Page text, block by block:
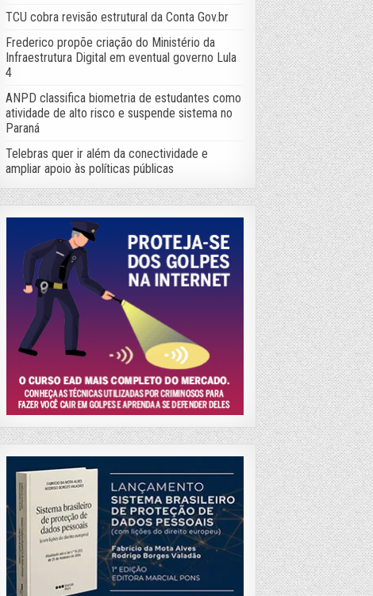
TCU cobra revisão estrutural da Conta Gov.br
Frederico propõe criação do Ministério da
Infraestrutura Digital em eventual governo Lula
4
ANPD classifica biometria de estudantes como
atividade de alto risco e suspende sistema no
Paraná
Telebras quer ir além da conectividade e
ampliar apoio às políticas públicas